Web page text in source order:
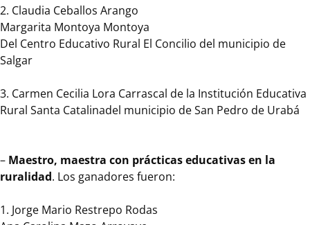
2. Claudia Ceballos Arango
Margarita Montoya Montoya
Del Centro Educativo Rural El Concilio del municipio de
Salgar
3. Carmen Cecilia Lora Carrascal de la Institución Educativa
Rural Santa Catalinadel municipio de San Pedro de Urabá
– Maestro, maestra con prácticas educativas en la
ruralidad. Los ganadores fueron:
1. Jorge Mario Restrepo Rodas
se
destacan
por
implementar
pedagógicas
basadas
aprendizajes
significativos
la